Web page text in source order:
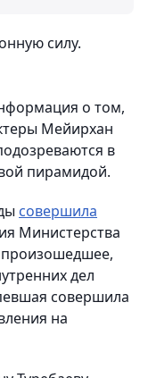
силу.
о том,
Мейирхан
в
пирамидой.
совершила
Министерства
произошедшее,
дел
совершила
на